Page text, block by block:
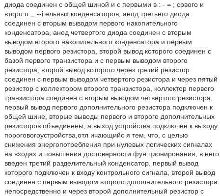
диода соединен с общей шиной и с первыми в : - = ; срвого и
второ о „,.--i ельных конденсаторов, анод третьего диода
соединен с вторым выводом первого накопительного
конденсатора, анод четвертого диода соединен с вторым
выводом второго накопительного конденсатора и первым
выводом первого резистора, второй вывод которого соединен с
базой первого транзистора и с первым выводом второго
резистора, второй вывод которого через третий резистор
соединен с первым выводом четвертого резистора и через пятый
резистор с коллектором второго транзистора, коллектор первого
транзистора соединен с вторым выводом четвертого резистора,
первый вывод первого дополнительного резистора подключен к
общей шине, вторые выводы первого и второго дополнительных
резисторов объединены, а выход устройства подключен к выходу
пороговогоустройства,отл ичающийс я тем, что, с целью
снижения энергопотребления при нулевых логических сигналах
на входах и повышения достоверности фун ционироеания, в него
введен третий разделительный конденсатор, первый вывод
которого подключен к входу контрольного сигнала, второй вывод
соединен с первым выводом второго дополнительного резистора
непосредственно и через второй дополнительный резистор с